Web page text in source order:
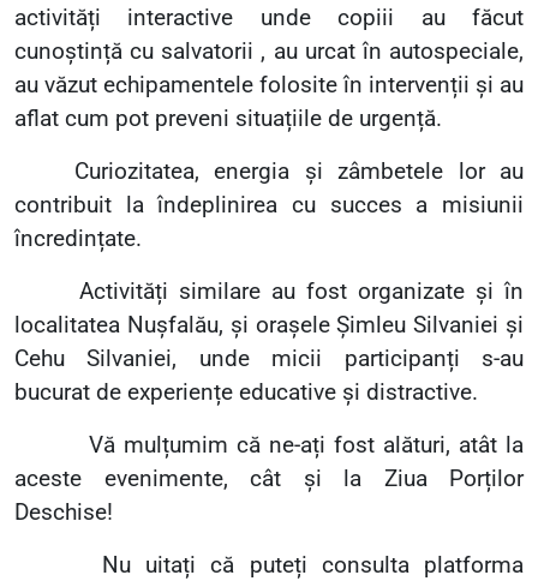
activități interactive unde copiii au făcut
cunoștință cu salvatorii , au urcat în autospeciale,
au văzut echipamentele folosite în intervenții și au
aflat cum pot preveni situațiile de urgență.
Curiozitatea, energia și zâmbetele lor au
contribuit la îndeplinirea cu succes a misiunii
încredințate.
Activități similare au fost organizate și în
localitatea Nușfalău, și orașele Șimleu Silvaniei și
Cehu Silvaniei, unde micii participanți s-au
bucurat de experiențe educative și distractive.
Vă mulțumim că ne-ați fost alături, atât la
aceste evenimente, cât și la Ziua Porților
Deschise!
Nu uitați că puteți consulta platforma